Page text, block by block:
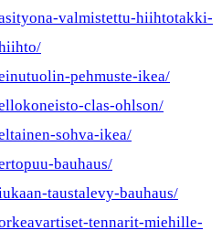
valmistettu-hiihtotakki-
pehmuste-ikea/
clas-ohlson/
sohva-ikea/
bauhaus/
taustalevy-bauhaus/
tennarit-miehille-